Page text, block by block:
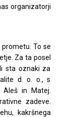
organizatorji
prometu. To se
Za ta posel
sta oznaki za
d. o. o., s
Aleš in Matej.
zadeve.
kakršnega